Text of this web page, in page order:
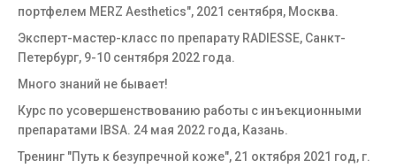
портфелем MERZ Aesthetics", 2021 сентября, Москва.
Эксперт-мастер-класс по препарату RADIESSE, Санкт-
Петербург, 9-10 сентября 2022 года.
Много знаний не бывает!
Курс по усовершенствованию работы с инъекционными
препаратами IBSA. 24 мая 2022 года, Казань.
Тренинг "Путь к безупречной коже", 21 октября 2021 год, г.